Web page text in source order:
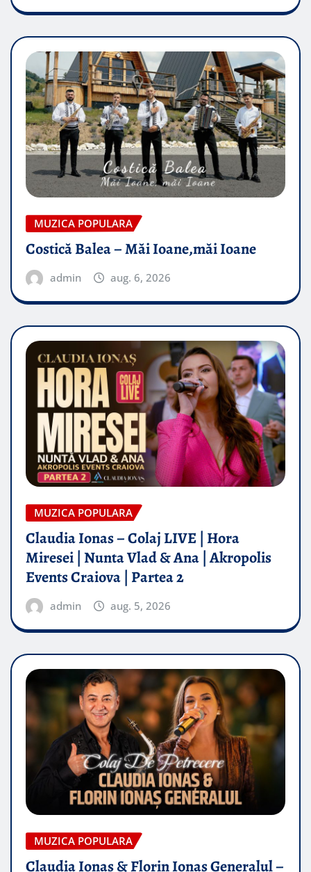
MUZICA POPULARA
Costică Balea – Măi Ioane,măi Ioane
admin aug. 6, 2026
MUZICA POPULARA
Claudia Ionas – Colaj LIVE | Hora
Miresei | Nunta Vlad & Ana | Akropolis
Events Craiova | Partea 2
admin aug. 5, 2026
MUZICA POPULARA
Claudia Ionas & Florin Ionas Generalul –